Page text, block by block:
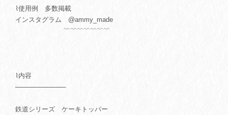
⌇使用例 多数掲載
インスタグラム @ammy_made
﹌﹌﹌﹌﹌﹌﹌
⌇内容
───────────
鉄道シリーズ ケーキトッパー